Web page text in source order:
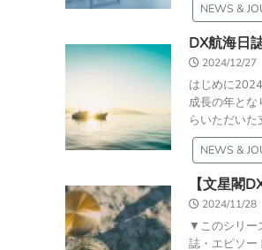
NEWS &
DX航海日
2024/12/27
はじめに
成長の年とな
らいただい
NEWS &
【文星閣
2024/11/28
▼このシリー
誌・エピソー